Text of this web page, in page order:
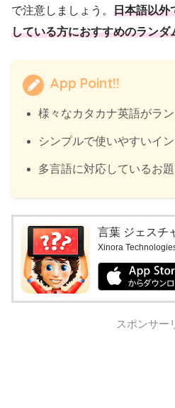
で注意しましょう。 日本語以外
している方におすすめのランダ
App Point!!
様々なカタカナ英語がラ
シンプルで使いやすいイ
多言語に対応しているお題
言葉 ジェスチ
Xinora
スポンサー